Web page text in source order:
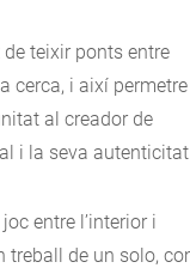
teixir ponts entre
cerca, i així
al creador de
i la seva
entre l’interior i
treball de un solo,